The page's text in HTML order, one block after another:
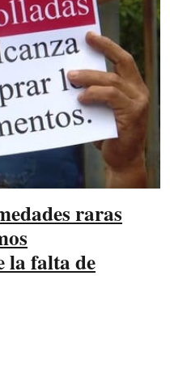
raras
la falta de